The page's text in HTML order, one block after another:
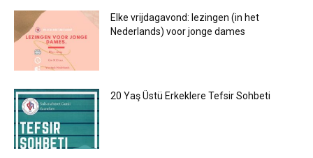
Elke vrijdagavond: lezingen (in het
Nederlands) voor jonge dames
20 Yaş Üstü Erkeklere Tefsir Sohbeti